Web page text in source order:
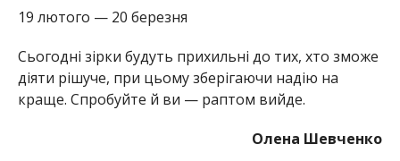
19 лютого — 20 березня
Сьогодні зірки будуть прихильні до тих, хто зможе
діяти рішуче, при цьому зберігаючи надію на
краще. Спробуйте й ви — раптом вийде.
Олена Шевченко